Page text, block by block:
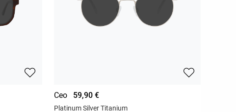
Ceo 59,90 €
Platinum Silver Titanium